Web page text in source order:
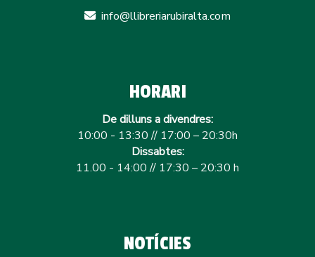
info
llibreriarubiralta.com
HORARI
De dilluns a divendres:
10:00 - 13:30 // 17:00 – 20:30h
Dissabtes:
11.00 - 14:00 // 17:30 – 20:30 h
NOTÍCIES